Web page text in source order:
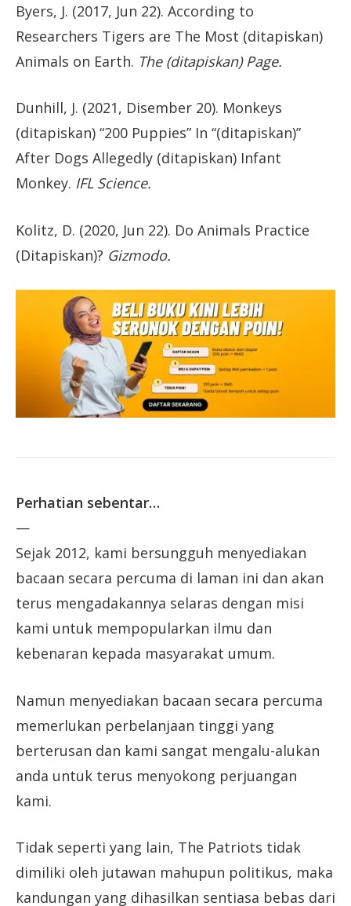
Byers, J. (2017, Jun 22). According to
Researchers Tigers are The Most (ditapiskan)
Animals on Earth. The (ditapiskan) Page.
Dunhill, J. (2021, Disember 20). Monkeys
(ditapiskan) “200 Puppies” In “(ditapiskan)”
After Dogs Allegedly (ditapiskan) Infant
Monkey. IFL Science.
Kolitz, D. (2020, Jun 22). Do Animals Practice
(Ditapiskan)? Gizmodo.
Perhatian sebentar…
—
Sejak 2012, kami bersungguh menyediakan
bacaan secara percuma di laman ini dan akan
terus mengadakannya selaras dengan misi
kami untuk mempopularkan ilmu dan
kebenaran kepada masyarakat umum.
Namun menyediakan bacaan secara percuma
memerlukan perbelanjaan tinggi yang
berterusan dan kami sangat mengalu-alukan
anda untuk terus menyokong perjuangan
kami.
Tidak seperti yang lain, The Patriots tidak
dimiliki oleh jutawan mahupun politikus, maka
kandungan yang dihasilkan sentiasa bebas dari